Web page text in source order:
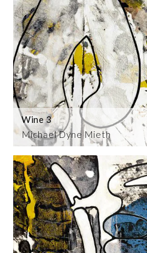
Michael Dyne Mieth
Wine 3